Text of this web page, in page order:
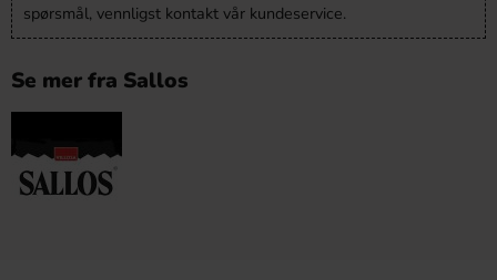
spørsmål, vennligst kontakt vår kundeservice.
Se mer fra Sallos